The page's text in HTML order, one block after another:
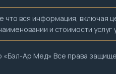
вся информация, включая
и стоимости
Ар Мед» Все права